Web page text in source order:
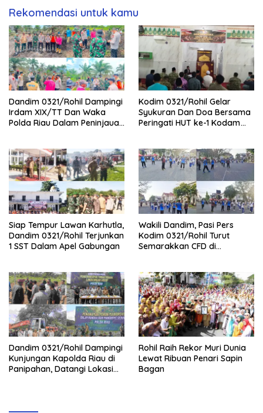
Rekomendasi untuk kamu
Dandim 0321/Rohil Dampingi
Irdam XIX/TT Dan Waka
Polda Riau Dalam Peninjauan
Kodim 0321/Rohil Gelar
Syukuran Dan Doa Bersama
Peringati HUT ke-1 Kodam
Siap Tempur Lawan Karhutla,
Dandim 0321/Rohil Terjunkan
1 SST Dalam Apel Gabungan
Wakili Dandim, Pasi Pers
Kodim 0321/Rohil Turut
Semarakkan CFD di
Dandim 0321/Rohil Dampingi
Kunjungan Kapolda Riau di
Panipahan, Datangi Lokasi
Rohil Raih Rekor Muri Dunia
Lewat Ribuan Penari Sapin
Bagan